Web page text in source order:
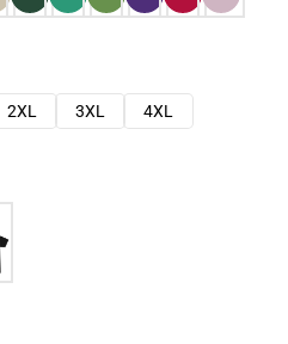
2XL 3XL
4XL